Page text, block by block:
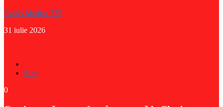
Radio Medias 725
31 iulie 2026
Stiri
0